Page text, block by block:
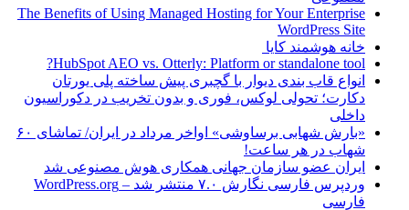
The Benefits of Using Managed Hosting for Your Enterprise
WordPress Site
خانه هوشمند کایا
HubSpot AEO vs. Otterly: Platform or standalone tool?
انواع قاب بندی دیوار با گچبری پیش ساخته پلی یورتان
دکارت؛ تحولی لوکس، فوری و بدون تخریب در دکوراسیون
داخلی
«بارش شهابی برساوشی» اواخر مرداد در ایران/ تماشای ۶۰
شهاب در هر ساعت!
ایران عضو سازمان جهانی همکاری هوش مصنوعی شد
وردپرس فارسی نگارش ۷.۰ منتشر شد – WordPress.org
فارسی